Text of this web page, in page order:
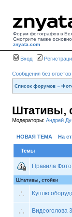
Форум фотографов в
Смотрите также
znyata.com
Вход
Сообщения без ответов
Список форумов »
Штативы,
Модераторы: Андрей
НОВАЯ ТЕМА На
Темы
Правила
Штативы, стойки
Куплю
Видеоголова